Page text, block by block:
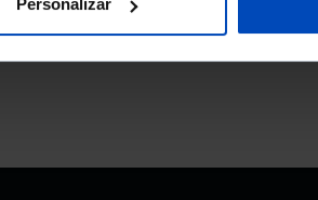
Personalizar